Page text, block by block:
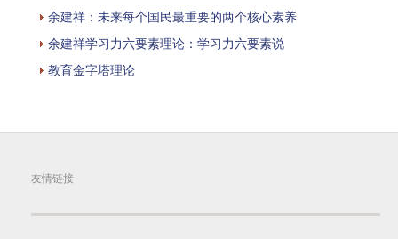
余建祥：未来每个国民最重要的两个核心素养
余建祥学习力六要素理论：学习力六要素说
教育金字塔理论
友情链接